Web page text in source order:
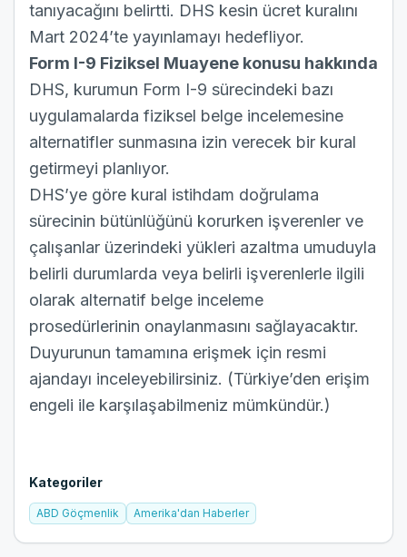
tanıyacağını belirtti. DHS kesin ücret kuralını
Mart 2024’te yayınlamayı hedefliyor.
Form I-9 Fiziksel Muayene konusu hakkında
DHS, kurumun Form I-9 sürecindeki bazı
uygulamalarda fiziksel belge incelemesine
alternatifler sunmasına izin verecek bir kural
getirmeyi planlıyor.
DHS’ye göre kural istihdam doğrulama
sürecinin bütünlüğünü korurken işverenler ve
çalışanlar üzerindeki yükleri azaltma umuduyla
belirli durumlarda veya belirli işverenlerle ilgili
olarak alternatif belge inceleme
prosedürlerinin onaylanmasını sağlayacaktır.
Duyurunun tamamına erişmek için resmi
ajandayı inceleyebilirsiniz. (Türkiye’den erişim
engeli ile karşılaşabilmeniz mümkündür.)
Kategoriler
ABD Göçmenlik Amerika'dan Haberler